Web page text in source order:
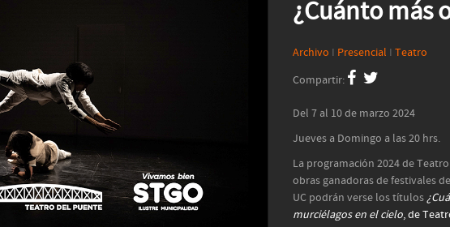
¿Cuánto más
Archivo I Presencial I Teatro
Compartir:
Del 7 al 10 de marzo 2024
Jueves a Domingo a las 20 hrs.
La programación 2024 de
obras ganadoras de festivales
UC podrán verse los títulos
murciélagos en el cielo, de